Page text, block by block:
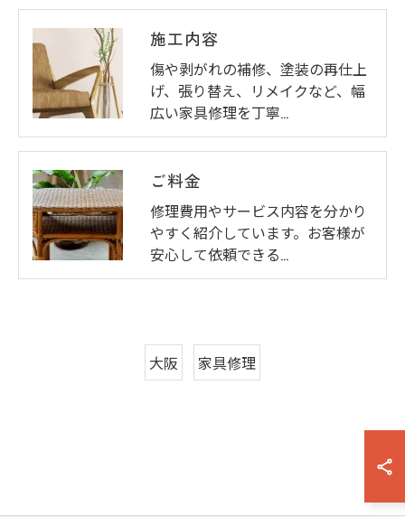
施工内容
傷や剥がれの補修、塗装の再仕上
げ、張り替え、リメイクなど、幅
広い家具修理を丁寧…
ご料金
修理費用やサービス内容を分かり
やすく紹介しています。お客様が
安心して依頼できる…
大阪 家具修理